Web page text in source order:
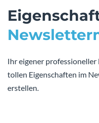
Ihr eigener
tollen Eigenschaften im
erstellen.